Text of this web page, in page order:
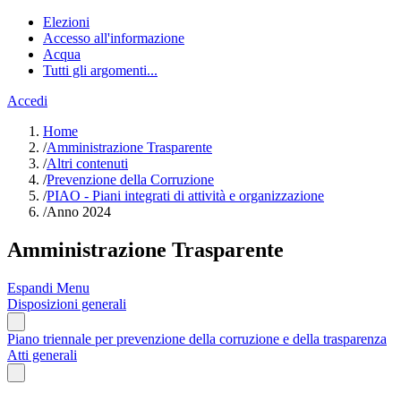
Elezioni
Accesso all'informazione
Acqua
Tutti gli argomenti...
Accedi
Home
/Amministrazione Trasparente
/Altri contenuti
/Prevenzione della Corruzione
/PIAO - Piani integrati di attività e organizzazione
/Anno 2024
Amministrazione Trasparente
Espandi Menu
Disposizioni generali
Piano triennale per prevenzione della corruzione e della trasparenza
Atti generali